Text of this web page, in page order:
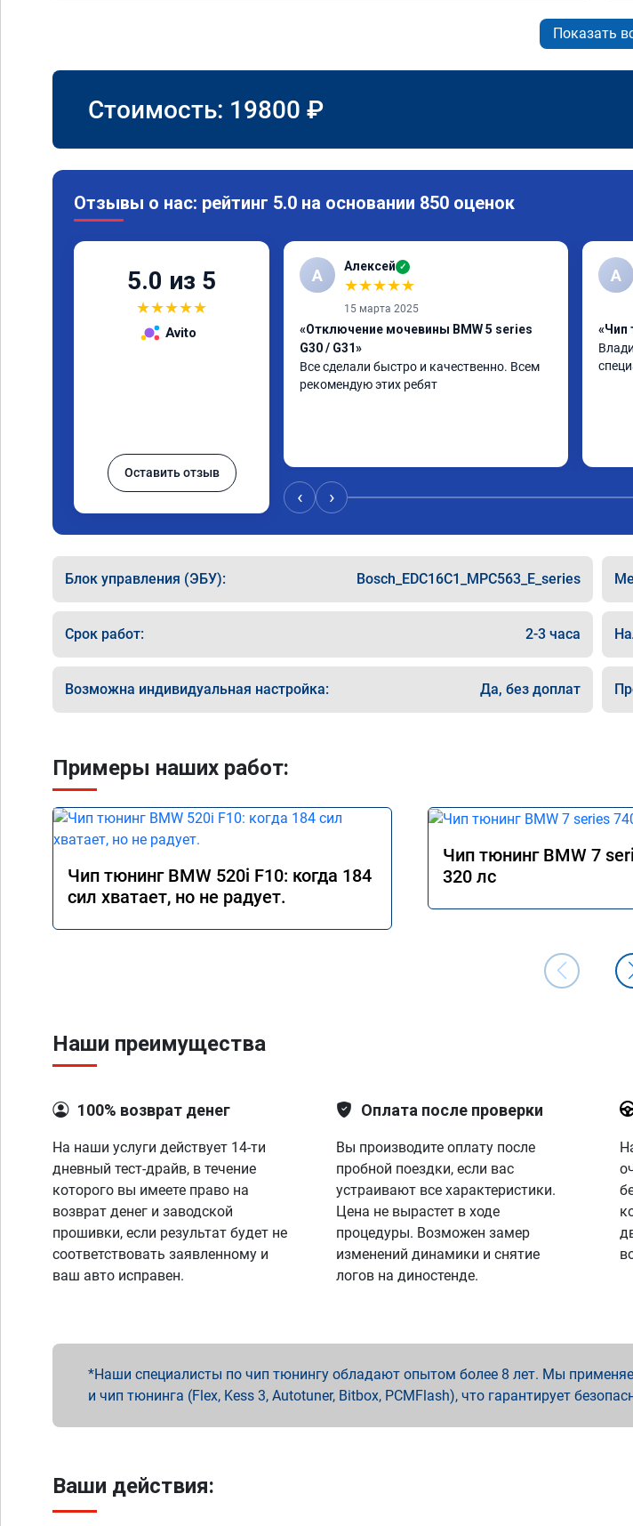
Показать
Стоимость: 19800 ₽
Отзывы о нас: рейтинг 5.0 на основании 850 оценок
5.0 из 5
★★★★★
Avito
Оставить отзыв
А Алексей ✓
★★★★★
15 марта 2025
«Отключение мочевины BMW 5 series
G30 / G31»
Все сделали быстро и качественно. Всем
рекомендую этих ребят
А
«Чип
‹ ›
Блок управления (ЭБУ): Bosch_EDC16C1_MPC563_E_series
Срок работ: 2-3 часа
Возможна индивидуальная настройка: Да, без доплат
Примеры наших работ:
Чип тюнинг BMW 520i F10: когда 184
сил хватает, но не радует.
Чип тюнинг BMW 7
320 лс
Наши преимущества
100% возврат денег
На наши услуги действует 14-ти
дневный тест-драйв, в течение
которого вы имеете право на
возврат денег и заводской
прошивки, если результат будет не
соответствовать заявленному и
ваш авто исправен.
Оплата после проверки
Вы производите оплату после
пробной поездки, если вас
устраивают все характеристики.
Цена не вырастет в ходе
процедуры. Возможен замер
изменений динамики и снятие
логов на диностенде.
Наши специалисты по чип тюнингу обладают опытом более 8 лет. Мы
и чип тюнинга (Flex, Kess 3, Autotuner, Bitbox, PCMFlash), что гарантирует
Ваши действия: